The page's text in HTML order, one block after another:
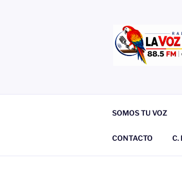
SOMOS TU VOZ
CONTACTO C.